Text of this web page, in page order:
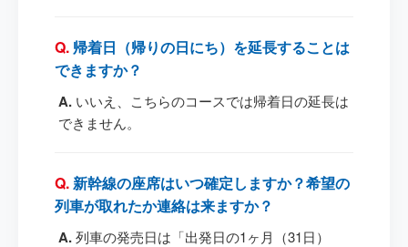
帰着日（帰りの日にち）を延長することは
できますか？
いいえ、こちらのコースでは帰着日の延長は
できません。
新幹線の座席はいつ確定しますか？希望の
列車が取れたか連絡は来ますか？
列車の発売日は「出発日の1ヶ月（31日）